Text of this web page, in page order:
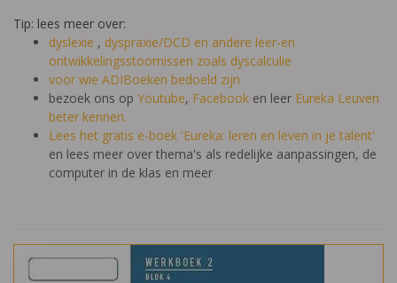
Tip: lees meer over:
dyslexie , dyspraxie/DCD en andere leer-en
ontwikkelingsstoornissen zoals dyscalculie
voor wie ADIBoeken bedoeld zijn
bezoek ons op Youtube, Facebook en leer Eureka Leuven
beter kennen.
Lees het gratis e-boek 'Eureka: leren en leven in je talent'
en lees meer over thema's als redelijke aanpassingen, de
computer in de klas en meer